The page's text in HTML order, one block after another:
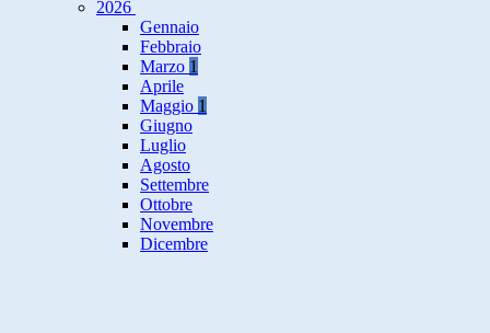
2026
Gennaio
Febbraio
Marzo 1
Aprile
Maggio 1
Giugno
Luglio
Agosto
Settembre
Ottobre
Novembre
Dicembre